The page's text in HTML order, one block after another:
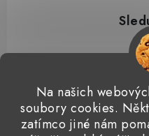
Na našich
soubory cookies.
zatímco jiné nám
Přijímáme online platby